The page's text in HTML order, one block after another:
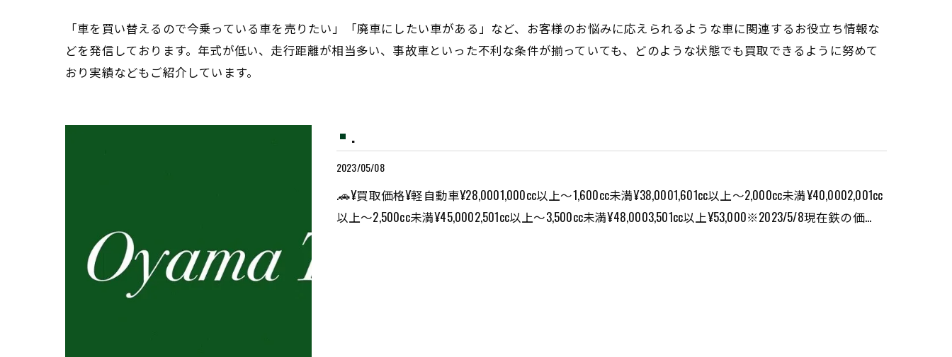
「車を買い替えるので今乗っている車を売りたい」「廃車にしたい車がある」など、お客様のお悩みに応えられるような車に関連するお役立ち情報な
どを発信しております。年式が低い、走行距離が相当多い、事故車といった不利な条件が揃っていても、どのような状態でも買取できるように努めて
おり実績などもご紹介しています。
.
2023/05/08
.🚗¥買取価格¥軽自動車¥28,0001,000cc以上〜1,600cc未満¥38,0001,601cc以上〜2,000cc未満¥40,0002,001cc
以上〜2,500cc未満¥45,0002,501cc以上〜3,500cc未満¥48,0003,501cc以上¥53,000※2023/5/8現在鉄の価…